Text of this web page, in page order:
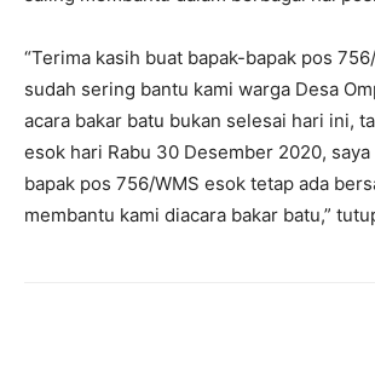
“Terima kasih buat bapak-bapak pos
sudah sering bantu kami warga Desa
acara bakar batu bukan selesai hari ini,
esok hari Rabu 30 Desember 2020,
bapak pos 756/WMS esok tetap ada
membantu kami diacara bakar batu,”